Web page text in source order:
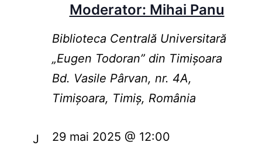
Moderator: Mihai Panu
Biblioteca Centrală Universitară
„Eugen Todoran” din Timişoara
Bd. Vasile Pârvan, nr. 4A,
Timișoara, Timiș, România
J
29 mai 2025 @ 12:00